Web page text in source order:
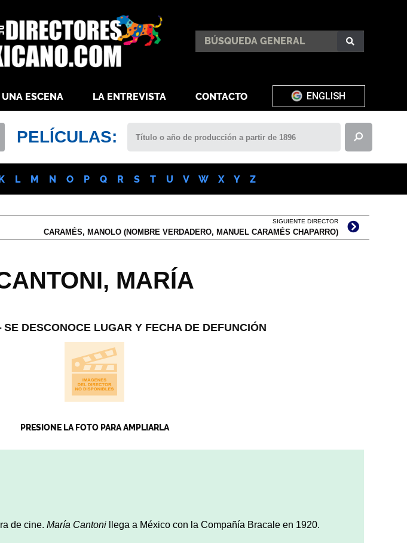
ESCENA LA ENTREVISTA CONTACTO ENGLISH
PELÍCULAS:
L M N O P Q R S T U V W X Y Z
SIGUIENTE DIRECTOR
CARAMÉS, MANOLO (NOMBRE VERDADERO, MANUEL CARAMÉS CHAPARRO)
MARÍA
SE DESCONOCE LUGAR Y FECHA DE DEFUNCIÓN
PRESIONE LA FOTO PARA AMPLIARLA
de cine. María Cantoni llega a México con la Compañía Bracale en 1920.